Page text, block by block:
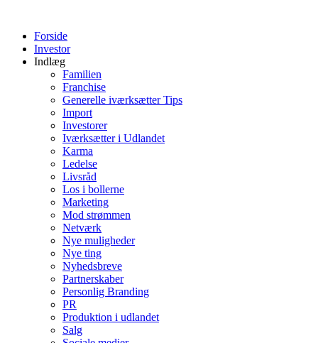
indholdForside
Investor
Indlæg
Familien
Franchise
Generelle iværksætter Tips
Import
Investorer
Iværksætter i Udlandet
Karma
Ledelse
Livsråd
Los i bollerne
Marketing
Mod strømmen
Netværk
Nye muligheder
Nye ting
Nyhedsbreve
Partnerskaber
Personlig Branding
PR
Produktion i udlandet
Salg